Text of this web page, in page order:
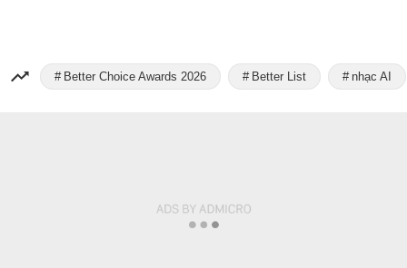
Better Choice Awards 2026 Better List nhạc AI